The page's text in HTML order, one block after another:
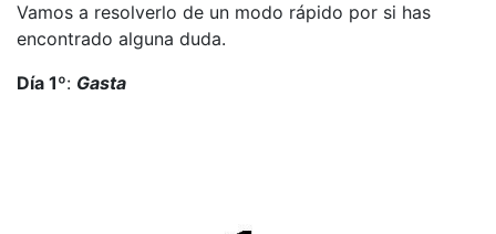
Vamos a resolverlo de un modo rápido por si has
encontrado alguna duda.
Día 1º: Gasta